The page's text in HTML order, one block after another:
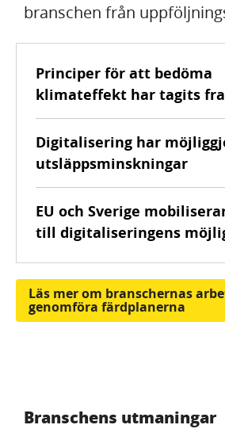
branschen från
Principer för att bedöma
klimateffekt har tagits
Digitalisering har
utsläppsminskningar
EU och Sverige
till digitaliseringens
Läs mer om branschernas
genomföra färdplanerna
Branschens utmaningar